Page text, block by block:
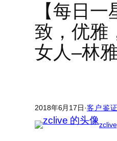
【每日
致，优雅
女人–林
2018年6月17日·客户鉴证
zclive